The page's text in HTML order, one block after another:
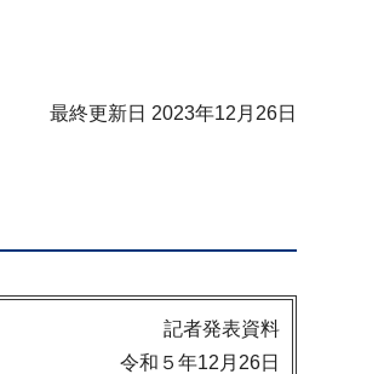
最終更新日 2023年12月26日
記者発表資料
令和５年12月26日